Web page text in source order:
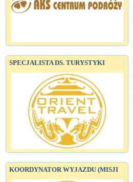
SPECJALISTA DS. TURYSTYKI
KOORDYNATOR WYJAZDU (MISJI